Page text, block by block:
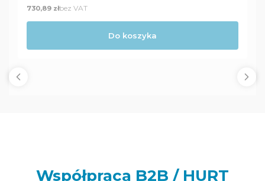
Cena
730,89 złbez VAT
Do koszyka
Współpraca B2B / HURT